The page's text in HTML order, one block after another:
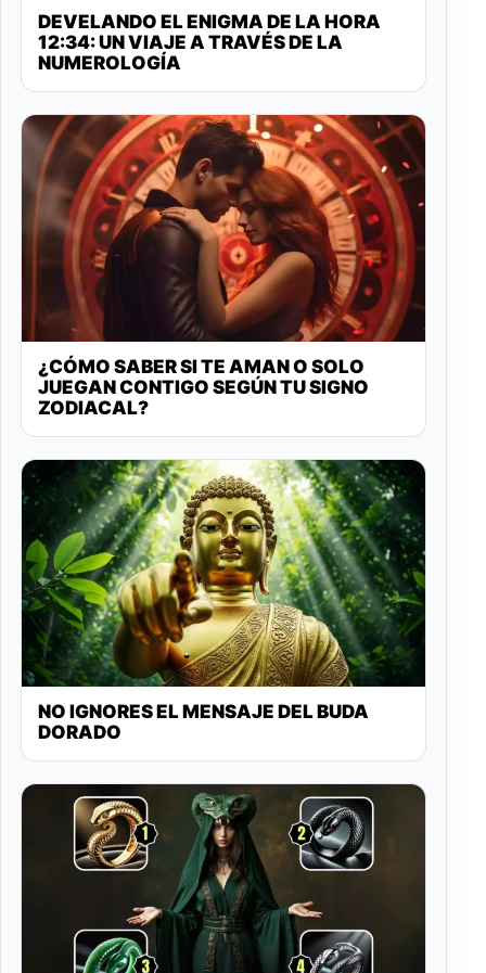
DEVELANDO EL ENIGMA DE LA HORA
12:34: UN VIAJE A TRAVÉS DE LA
NUMEROLOGÍA
¿CÓMO SABER SI TE AMAN O SOLO
JUEGAN CONTIGO SEGÚN TU SIGNO
ZODIACAL?
NO IGNORES EL MENSAJE DEL BUDA
DORADO